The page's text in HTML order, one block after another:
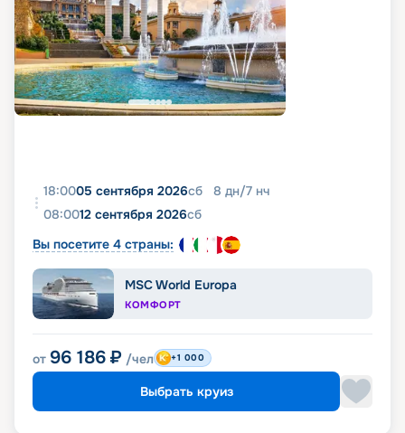
18:0005 сентября 2026сб 8 дн/7 нч
08:0012 сентября 2026сб
Вы посетите 4 страны:
MSC World Europa
КОМФОРТ
от 96 186 ₽ /чел +1 000
Выбрать круиз